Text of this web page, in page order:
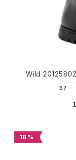
Wild
37
18 %